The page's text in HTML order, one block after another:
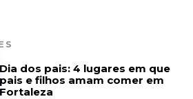
Dia dos pais: 4 lugares em que
pais e filhos amam comer em
Fortaleza